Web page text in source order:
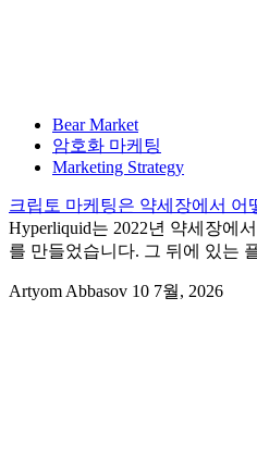
Bear Market
암호화 마케팅
Marketing Strategy
크립토 마케팅은 약세장에서 어
Hyperliquid는 2022년 약세장에
를 만들었습니다. 그 뒤에 있는
Artyom Abbasov 10 7월, 2026